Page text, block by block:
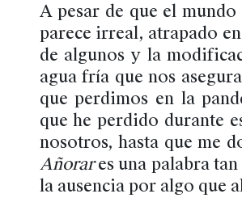
A pesar de que el
parece irreal, atrapado
de algunos y la
agua fría que nos
que perdimos en la
que he perdido durante
nosotros, hasta que me
Añorares una palabra
la ausencia por algo que